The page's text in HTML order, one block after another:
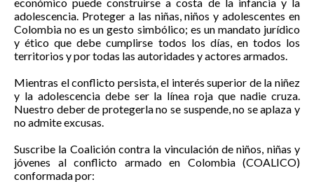
adolescencia. Proteger a las niñas, niños y adolescentes en
Colombia no es un gesto simbólico; es un mandato jurídico
y ético que debe cumplirse todos los días, en todos los
territorios y por todas las autoridades y actores armados.
Mientras el conflicto persista, el interés superior de la niñez
y la adolescencia debe ser la línea roja que nadie cruza.
Nuestro deber de protegerla no se suspende, no se aplaza y
no admite excusas.
Suscribe la Coalición contra la vinculación de niños, niñas y
jóvenes al conflicto armado en Colombia (COALICO)
conformada por: